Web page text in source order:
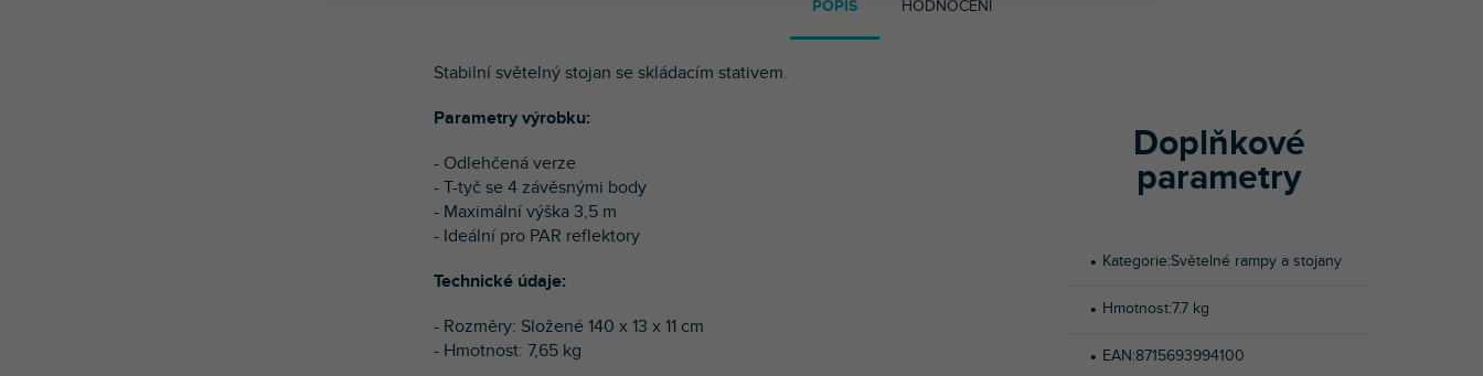
POPIS HODNOCENÍ
Stabilní světelný stojan se skládacím stativem.
Parametry výrobku:
- Odlehčená verze
- T-tyč se 4 závěsnými body
- Maximální výška 3,5 m
- Ideální pro PAR reflektory
Technické údaje:
- Rozměry: Složené 140 x 13 x 11 cm
- Hmotnost: 7,65 kg
Doplňkové
parametry
Kategorie:Světelné rampy a stojany
Hmotnost:7.7 kg
EAN:8715693994100